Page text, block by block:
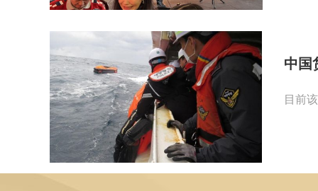
中国
目前